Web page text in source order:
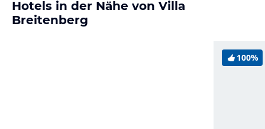
Hotels in der Nähe von Villa
Breitenberg
100%